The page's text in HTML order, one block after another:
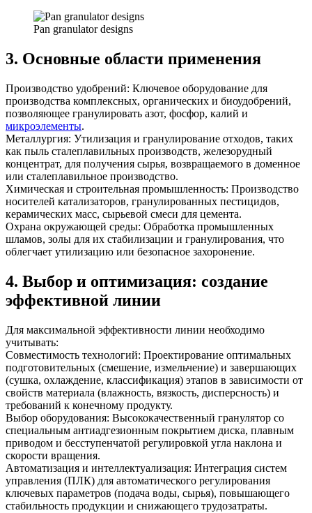
Pan granulator designs
3. Основные области применения
Производство удобрений: Ключевое оборудование для
производства комплексных, органических и биоудобрений,
позволяющее гранулировать азот, фосфор, калий и
микроэлементы.
Металлургия: Утилизация и гранулирование отходов, таких
как пыль сталеплавильных производств, железорудный
концентрат, для получения сырья, возвращаемого в доменное
или сталеплавильное производство.
Химическая и строительная промышленность: Производство
носителей катализаторов, гранулированных пестицидов,
керамических масс, сырьевой смеси для цемента.
Охрана окружающей среды: Обработка промышленных
шламов, золы для их стабилизации и гранулирования, что
облегчает утилизацию или безопасное захоронение.
4. Выбор и оптимизация: создание
эффективной линии
Для максимальной эффективности линии необходимо
учитывать:
Совместимость технологий: Проектирование оптимальных
подготовительных (смешение, измельчение) и завершающих
(сушка, охлаждение, классификация) этапов в зависимости от
свойств материала (влажность, вязкость, дисперсность) и
требований к конечному продукту.
Выбор оборудования: Высококачественный гранулятор со
специальным антиадгезионным покрытием диска, плавным
приводом и бесступенчатой регулировкой угла наклона и
скорости вращения.
Автоматизация и интеллектуализация: Интеграция систем
управления (ПЛК) для автоматического регулирования
ключевых параметров (подача воды, сырья), повышающего
стабильность продукции и снижающего трудозатраты.